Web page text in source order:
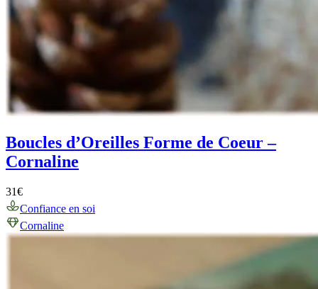
Boucles d’Oreilles Forme de Coeur –
Cornaline
31€
Confiance en soi
Cornaline